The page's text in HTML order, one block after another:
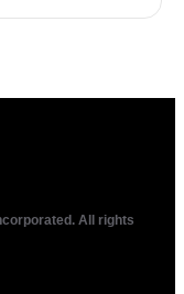
All rights